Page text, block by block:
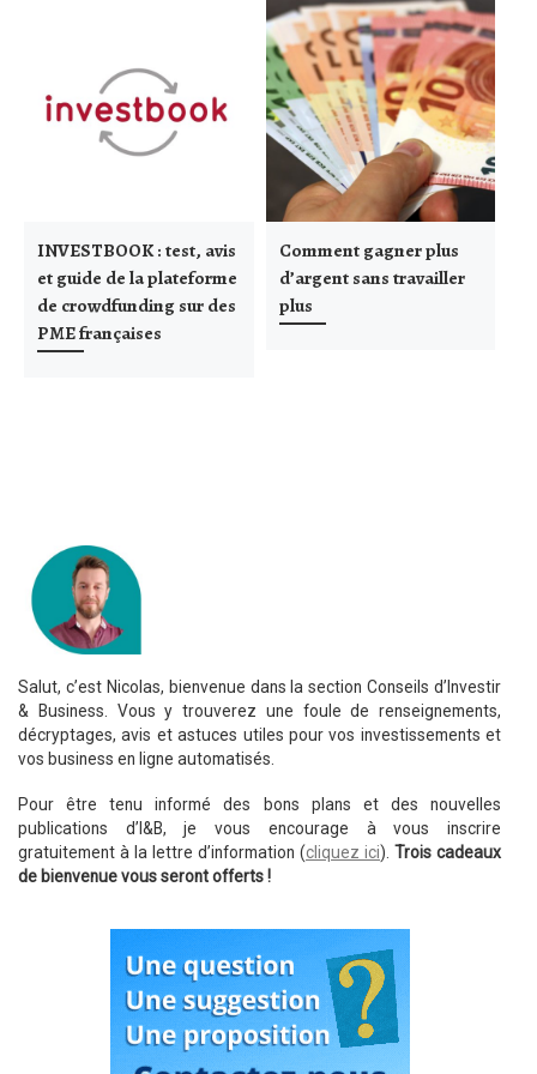
INVESTBOOK : test, avis
et guide de la plateforme
de crowdfunding sur des
PME françaises
Comment gagner plus
d’argent sans travailler
plus
Salut, c’est Nicolas, bienvenue dans la section Conseils d’Investir
& Business. Vous y trouverez une foule de renseignements,
décryptages, avis et astuces utiles pour vos investissements et
vos business en ligne automatisés.
Pour être tenu informé des bons plans et des nouvelles
publications d’I&B, je vous encourage à vous inscrire
gratuitement à la lettre d’information (cliquez ici). Trois cadeaux
de bienvenue vous seront offerts !